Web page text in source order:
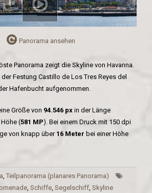
Panorama ansehen
Panorama zeigt die Skyline von Havanna.
Festung Castillo de Los Tres Reyes del
Hafenbucht aufgenommen.
Größe von 94.546 px in der Länge
(581 MP). Bei einem Druck mit 150 dpi
von knapp über 16 Meter bei einer Höhe
,Teilpanorama (planares Panorama)
Schiffe Segelschiff Skyline